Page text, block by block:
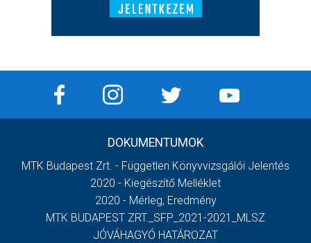
DOKUMENTUMOK
MTK Budapest Zrt. - Független Könyvvizsgálói Jelentés
2020 - Kiegészítő Melléklet
2020 - Mérleg, Eredmény
MTK BUDAPEST ZRT._SFP_2021-2021_MLSZ
JÓVÁHAGYÓ HATÁROZAT